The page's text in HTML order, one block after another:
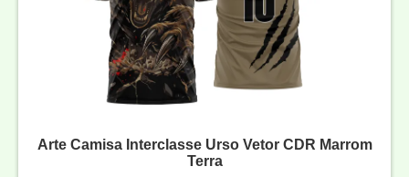
Arte Camisa Interclasse Urso Vetor CDR Marrom
Terra